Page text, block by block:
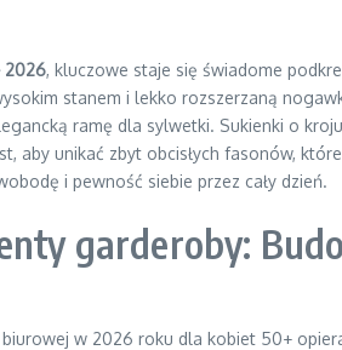
2026, kluczowe staje się świadome
stanem i lekko rozszerzaną
ramę dla sylwetki. Sukienki o
aby unikać zbyt obcisłych fasonów,
i pewność siebie przez cały dzień.
garderoby:
w 2026 roku dla kobiet 50+